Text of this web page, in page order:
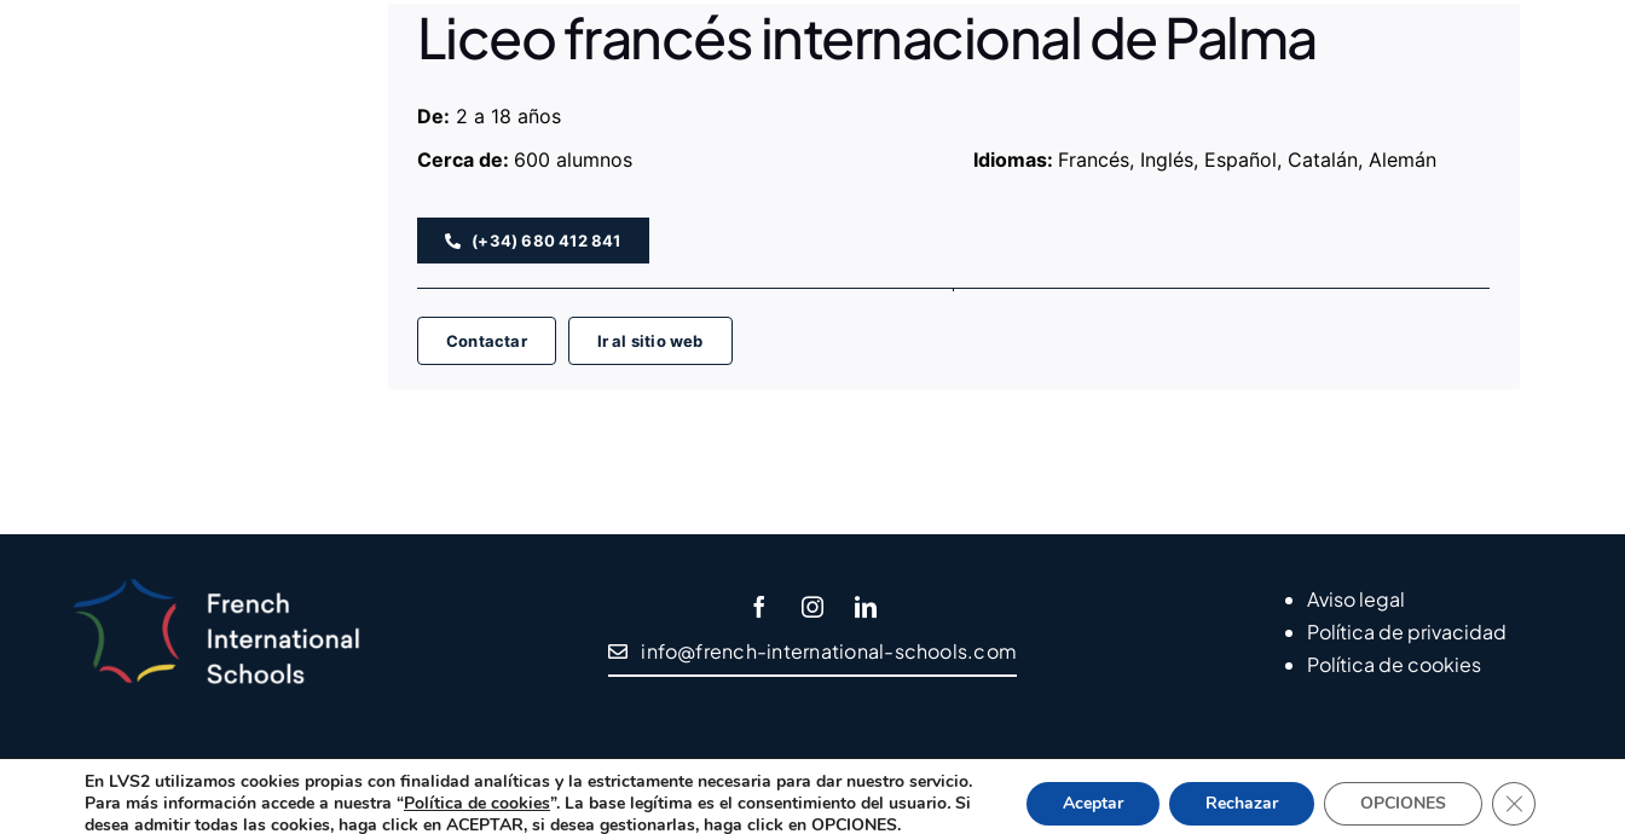
Liceo francés internacional de Palma
De: 2 a 18 años
Cerca de: 600 alumnos Idiomas: Francés, Inglés, Español, Catalán, Alemán
(+34) 680 412 841
Contactar Ir al sitio web
info@french-international-schools.com
Aviso legal
Política de privacidad
Política de cookies
© Copyright EFEP – 2024LVS2 – Agencia de Marketing Online y Posicionamiento Web
En LVS2 utilizamos cookies propias con finalidad analíticas y la estrictamente necesaria para dar nuestro servicio.
Para más información accede a nuestra “Política de cookies”. La base legítima es el consentimiento del usuario. Si
desea admitir todas las cookies, haga click en ACEPTAR, si desea gestionarlas, haga click en OPCIONES.
Aceptar Rechazar OPCIONES Cerrar el